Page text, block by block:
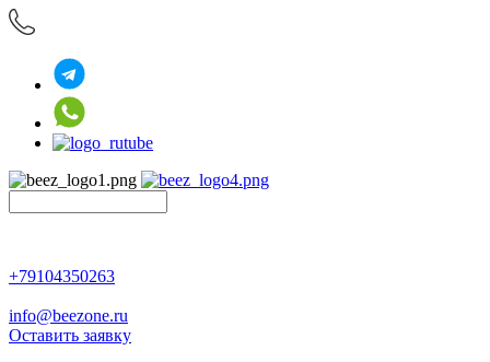
+79104350263
info@beezone.ru
Оставить заявку